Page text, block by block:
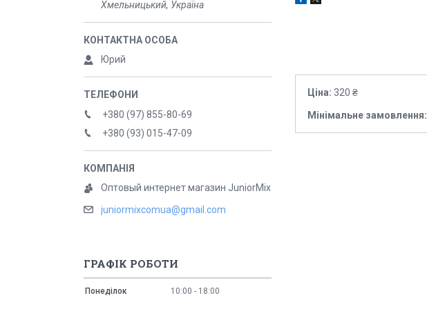
Ціна: 320 ₴
Мінімальне замовлення:
Хмельницький, Україна
Юрий
+380 (97) 855-80-69
+380 (93) 015-47-09
Оптовый интернет магазин JuniorMix
juniormixcomua@gmail.com
ГРАФІК РОБОТИ
Понеділок 10:00 18:00